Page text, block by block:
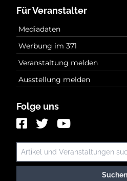
Für Veranstalter
Mediadaten
Werbung im 371
Veranstaltung melden
Ausstellung melden
Folge uns